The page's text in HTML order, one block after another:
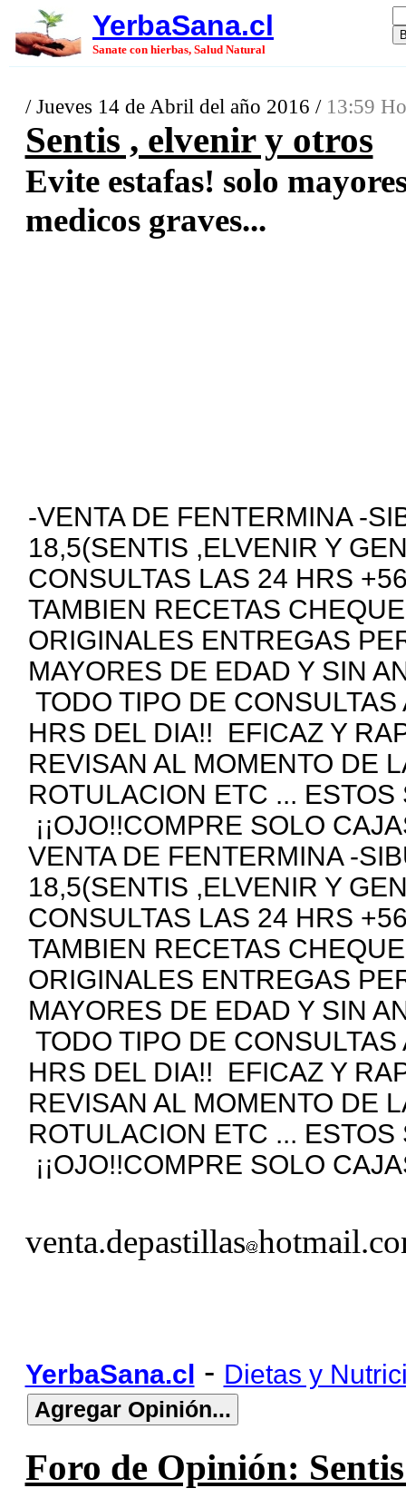
YerbaSana.cl
Sanate con hierbas, Salud Natural
/ Jueves 14 de Abril del año 2016 / 13:59
Sentis , elvenir y otros
Evite estafas! solo
medicos graves...
-VENTA DE FENTERMINA -
18,5(SENTIS ,ELVENIR Y
CONSULTAS LAS 24 HRS
TAMBIEN RECETAS
ORIGINALES ENTREGAS
MAYORES DE EDAD Y SIN
TODO TIPO DE
HRS DEL DIA!! EFICAZ Y
REVISAN AL MOMENTO DE
ROTULACION ETC ...
¡¡OJO!!COMPRE SOLO
VENTA DE FENTERMINA -
18,5(SENTIS ,ELVENIR Y
CONSULTAS LAS 24 HRS
TAMBIEN RECETAS
ORIGINALES ENTREGAS
MAYORES DE EDAD Y SIN
TODO TIPO DE
HRS DEL DIA!! EFICAZ Y
REVISAN AL MOMENTO DE
ROTULACION ETC ...
¡¡OJO!!COMPRE SOLO
venta.depastillas
YerbaSana.cl - Dietas y
Foro de Opinión: